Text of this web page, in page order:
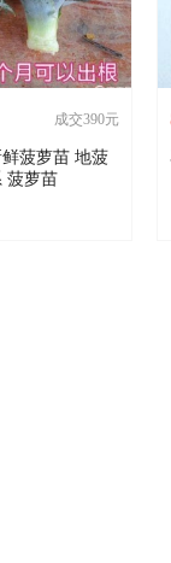
成交390元
菠萝苗 地菠
菠萝苗